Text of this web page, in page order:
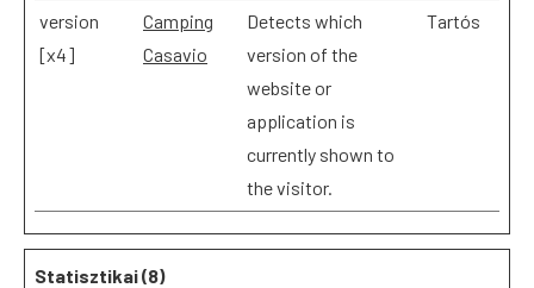
version
[x4]
Camping
Casavio
Detects which
version of the
website or
application is
currently shown to
the visitor.
Tartós
Statisztikai (8)